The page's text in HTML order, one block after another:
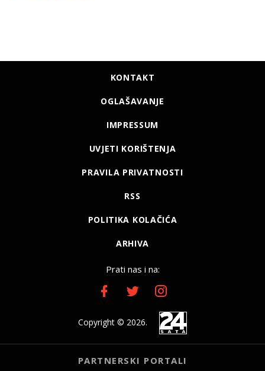
KONTAKT
OGLAŠAVANJE
IMPRESSUM
UVJETI KORIŠTENJA
PRAVILA PRIVATNOSTI
RSS
POLITIKA KOLAČIĆA
ARHIVA
Prati nas i na:
Copyright © 2026.
PARTNERSKI PORTALI